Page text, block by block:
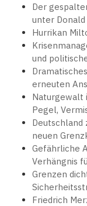
Der
unter
Hurrikan
und
erneuten
Naturgewalt
Pegel,
Deutschland
neuen
Gefährliche
Verhängnis
Grenzen
Friedrich